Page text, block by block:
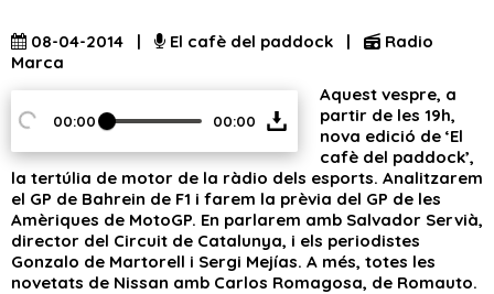
08-04-2014 | El cafè del paddock |
Radio
Marca
00:00 00:00
Aquest vespre, a
partir de les 19h,
nova edició de ‘El
cafè del paddock’,
la tertúlia de motor de la ràdio dels esports. Analitzarem
el GP de Bahrein de F1 i farem la prèvia del GP de les
Amèriques de MotoGP. En parlarem amb Salvador Servià,
director del Circuit de Catalunya, i els periodistes
Gonzalo de Martorell i Sergi Mejías. A més, totes les
novetats de Nissan amb Carlos Romagosa, de Romauto.